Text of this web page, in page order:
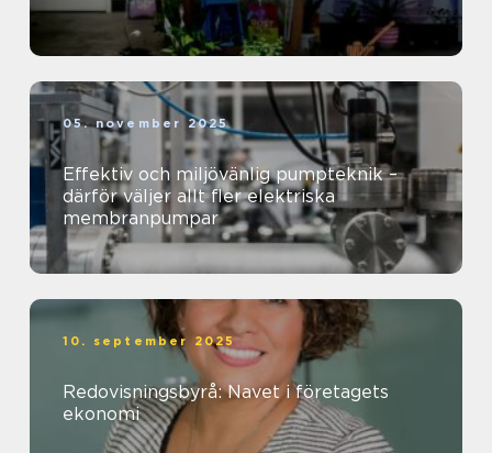
05. november 2025
Effektiv och miljövänlig pumpteknik –
därför väljer allt fler elektriska
membranpumpar
10. september 2025
Redovisningsbyrå: Navet i företagets
ekonomi